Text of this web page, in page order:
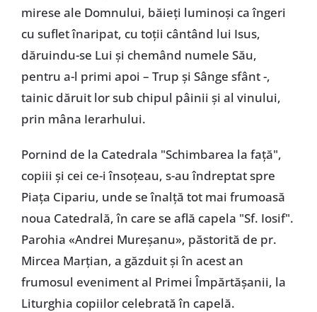
mirese ale Domnului, băieți luminoși ca îngeri
cu suflet înaripat, cu toții cântând lui Isus,
dăruindu-se Lui și chemând numele Său,
pentru a-l primi apoi – Trup și Sânge sfânt -,
tainic dăruit lor sub chipul pâinii și al vinului,
prin mâna Ierarhului.
Pornind de la Catedrala "Schimbarea la față",
copiii și cei ce-i însoțeau, s-au îndreptat spre
Piața Cipariu, unde se înalță tot mai frumoasă
noua Catedrală, în care se află capela "Sf. Iosif".
Parohia «Andrei Mureșanu», păstorită de pr.
Mircea Marțian, a găzduit și în acest an
frumosul eveniment al Primei Împărtășanii, la
Liturghia copiilor celebrată în capelă.